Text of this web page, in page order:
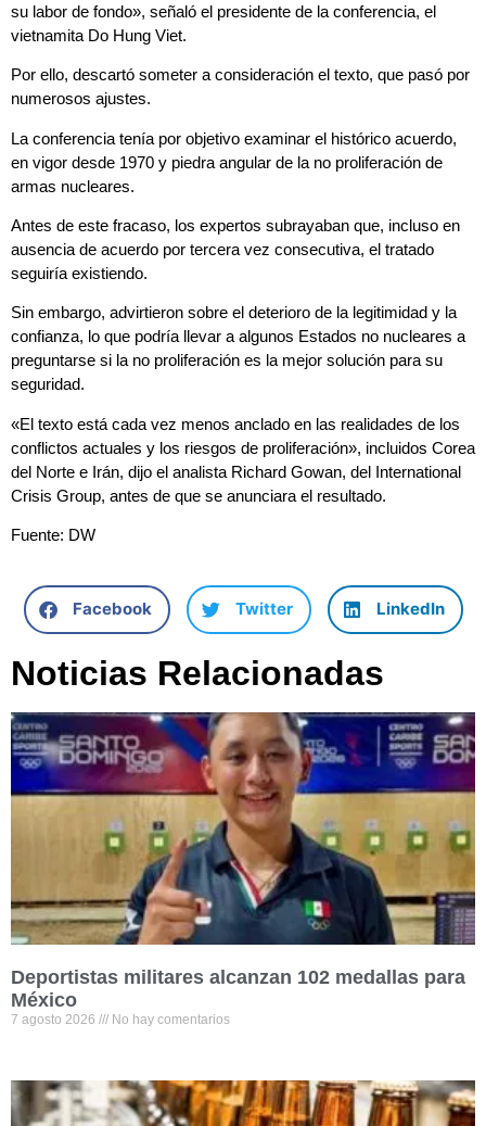
su labor de fondo», señaló el presidente de la conferencia, el
vietnamita Do Hung Viet.
Por ello, descartó someter a consideración el texto, que pasó por
numerosos ajustes.
La conferencia tenía por objetivo examinar el histórico acuerdo,
en vigor desde 1970 y piedra angular de la no proliferación de
armas nucleares.
Antes de este fracaso, los expertos subrayaban que, incluso en
ausencia de acuerdo por tercera vez consecutiva, el tratado
seguiría existiendo.
Sin embargo, advirtieron sobre el deterioro de la legitimidad y la
confianza, lo que podría llevar a algunos Estados no nucleares a
preguntarse si la no proliferación es la mejor solución para su
seguridad.
«El texto está cada vez menos anclado en las realidades de los
conflictos actuales y los riesgos de proliferación», incluidos Corea
del Norte e Irán, dijo el analista Richard Gowan, del International
Crisis Group, antes de que se anunciara el resultado.
Fuente: DW
Facebook Twitter LinkedIn
Noticias Relacionadas
Deportistas militares alcanzan 102 medallas para
México
7 agosto 2026 No hay comentarios